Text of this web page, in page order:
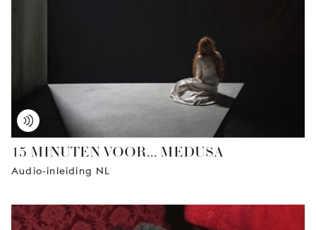
15 MINUTEN VOOR... MEDUSA
Audio-inleiding NL